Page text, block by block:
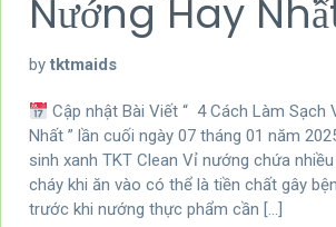
Nướng Hay
by tktmaids
Cập nhật Bài Viết “ 4 Cách Làm Sạch
Nhất ” lần cuối ngày 07 tháng 01 năm
sinh xanh TKT Clean Vỉ nướng chứa
cháy khi ăn vào có thể là tiền chất gây
trước khi nướng thực phẩm cần […]